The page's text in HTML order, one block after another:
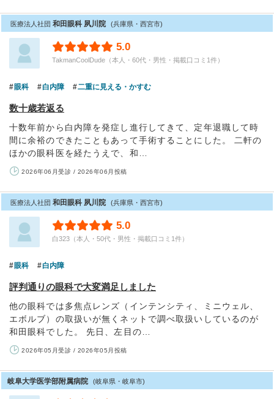
医療法人社団 和田眼科 夙川院 (兵庫県・西宮市)
5.0
TakmanCoolDude（本人・60代・男性・掲載口コミ1件）
眼科 白内障 二重に見える・かすむ
数十歳若返る
十数年前から白内障を発症し進行してきて、定年退職して時
間に余裕のできたこともあって手術することにした。 二軒の
ほかの眼科医を経たうえで、和…
2026年06月受診 / 2026年06月投稿
医療法人社団 和田眼科 夙川院 (兵庫県・西宮市)
5.0
白323（本人・50代・男性・掲載口コミ1件）
眼科 白内障
評判通りの眼科で大変満足しました
他の眼科では多焦点レンズ（インテンシティ、ミニウェル、
エボルブ）の取扱いが無くネットで調べ取扱いしているのが
和田眼科でした。 先日、左目の…
2026年05月受診 / 2026年05月投稿
岐阜大学医学部附属病院 (岐阜県・岐阜市)